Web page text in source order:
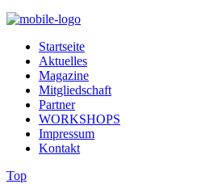
Startseite
Aktuelles
Magazine
Mitgliedschaft
Partner
WORKSHOPS
Impressum
Kontakt
Top